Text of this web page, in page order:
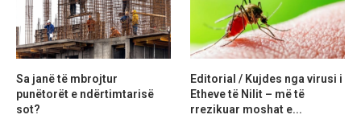
Sa janë të mbrojtur
punëtorët e ndërtimtarisë
sot?
Editorial / Kujdes nga virusi i
Etheve të Nilit – më të
rrezikuar moshat e...